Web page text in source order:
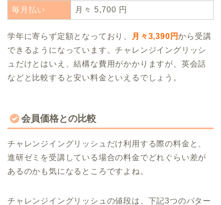
毎月払い 月々 5,700 円
学年に寄らず定額となっており、 月々3,390円から受講
できるようになっています。チャレンジイングリッシ
ュだけとはいえ、結構な費用がかかりますが、英会話
などと比較すると安い料金といえるでしょう。
会員価格との比較
チャレンジイングリッシュだけ利用する際の料金と、
進研ゼミを受講している場合の料金でどれぐらい差が
あるのかも気になるところですよね。
チャレンジイングリッシュの値段は、下記3つのパター